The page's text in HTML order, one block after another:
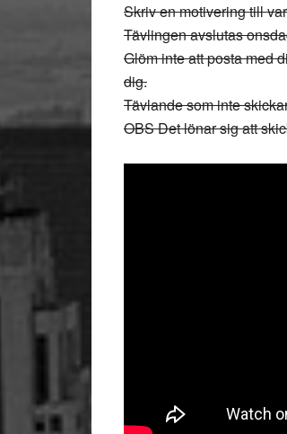
Skriv en motivering till
Tävlingen avslutas
Glöm inte att posta med
dig.
Tävlande som inte
OBS Det lönar sig att